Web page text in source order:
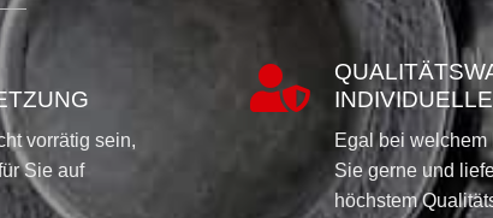
vorrätig sein,
Sie auf

Egal bei welchem
Sie gerne und
höchstem